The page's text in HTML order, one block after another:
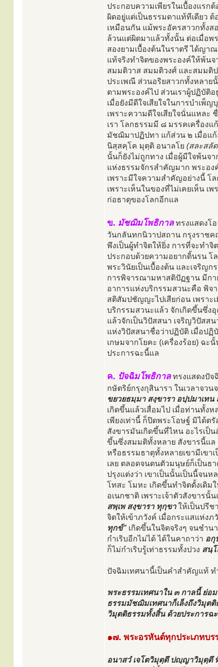
ประกอบความเพียรในเบื้องแร
ผิดอยู่แต่เป็นธรรมดาแท้ทีเดียว
เหมือนกัน แม้พระอัครสาวกทั้งส
ล้วนแต่ผิดมาแล้วทั้งนั้น ต่อเมื่อพ
สองยามเบื้องต้นในราตรี ได้ญา
แท้จริงทำจิตของพระองค์ให้พ้น
สมมติวาส สมมติวงศ์ และสมมติ
ประเพณี ส่วนอริยสาวกทั้งหลาย
ตามพระองค์ไป ส่วนเราผู้ปฏิบัติ
เมื่อยังมีดีใจเสียใจในการบำเพ็
เพราะความดีใจเสียใจนั่นแหละ
เรา โลกธรรมมี ๘ มรรคเครื่อง
มัชฌิมาปฏิปทา แก้ส่วน ๒ เมื่อแก้
นิสฺสคฺโค มุตฺติ อนาลโย (สละสลั
นั้นก็ยังไม่ถูกทาง เมื่อผู้มีใจพ้นจ
แห่งธรรมจักรสำคัญมาก พระอง
เพราะมีใจความสำคัญอย่างนี้ โ
เพราะเห็นในของที่ไม่เคยเห็น เ
ก่อธาตุของโลกอีกแล
ข. มัชฌิมโพธิกาลทรงแสดงโ
วันกลันทกนิวาปสถาน กรุงราช
พึงเป็นผู้ทำจิตให้ยิ่ง การที่จะทำจิ
ประกอบด้วยความอยากดิ้นรน โ
พระวินัยเป็นเบื้องต้น และเจริญ
การพิจารณามหาสติปัฏฐาน มีกา
อาการแห่งบริกรรมสวนะคือ พิจ
สติสัมปชัญญะไปเสียก่อน เพราะ
บริกรรมสวนะแล้ว จักเกิดขึ้นซึ่
แล้วจักเป็นวิปัสสนา เจริญวิปัสส
แห่งวิปัสสนาชื่อว่าปฏิบัติ เมื่อปฏิ
เกษมจากโยคะ (เครื่องร้อย) ฉะ
ประการฉะนี้แล
ค. ปัจฉิมโพธิกาลทรงแสดงปัจ
กษัตริย์กรุงกุสินารา ในเวลาจว
ขยวยธมฺมา สงฺขารา อปฺปมาเทน
เกิดขึ้นแล้วเสื่อมไป เมื่อท่านทั้ง
เพียงเท่านี้ ก็ปิดพระโอษฐ์ มิได้ต
สังขารมันเกิดขึ้นที่ไหน อะไรเป็น
ขึ้นซึ่งสมมติทั้งหลาย สังขารนี้แ
หรือธรรมธาตุทั้งหลายเขามีเขา
เลย ตลอดจนตนตัวมนุษย์ก็เป็นธา
ปรุงแต่งว่า เขาเป็นนั้นเป็นนี้จนห
โทสะ โมหะ เกิดขึ้นทำจิตดั้งเดิม
อเนกชาติ เพราะเจ้าตัวสังขาร
สพฺเพ สงฺขารา ทุกฺขาให้เป็นปรีช
จิตให้เข้าภวังค์ เมื่อกระแสแห่ง
ทุกข์” เกิดขึ้นในจิตจริงๆ จนชำน
กำเริบอีกไม่ได้ ได้ในคาถาว่า อกุ
ก็ไม่กำเริบรู้เท่าธรรมทั้งปวง สนฺ
ปัจฉิมเทศนานี้เป็นคำสำคัญแท้ ท
พระธรรมเทศนาใน ๓ กาลนี้ ย่อ
ธรรมมัชฌิมเทศนาก็เล็งถึงวิมุตติ
วิมุตติธรรมทั้งสิ้น ด้วยประการฉ
๑๗. พระอรหันต์ทุกประเภทบ
อนาสวํ เจโตวิมุตฺตึ ปญฺญาวิมุตฺตึ